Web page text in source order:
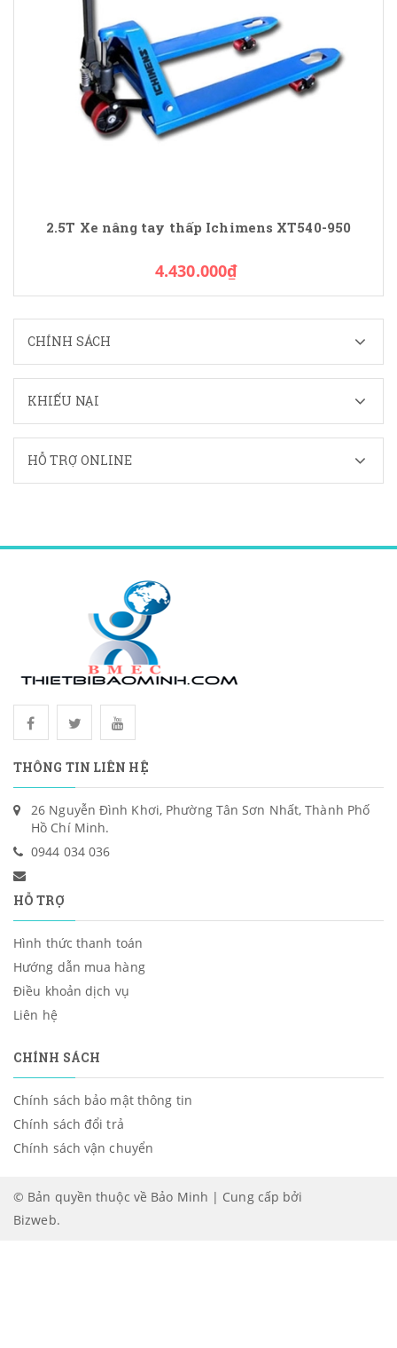
2.5T Xe nâng tay thấp Ichimens XT540-950
4.430.000₫
CHÍNH SÁCH
KHIẾU NẠI
HỖ TRỢ ONLINE
THÔNG TIN LIÊN HỆ
26 Nguyễn Đình Khơi, Phường Tân Sơn Nhất, Thành Phố
Hồ Chí Minh.
0944 034 036
HỖ TRỢ
Hình thức thanh toán
Hướng dẫn mua hàng
Điều khoản dịch vụ
Liên hệ
CHÍNH SÁCH
Chính sách bảo mật thông tin
Chính sách đổi trả
Chính sách vận chuyển
© Bản quyền thuộc về Bảo Minh | Cung cấp bởi
Bizweb.